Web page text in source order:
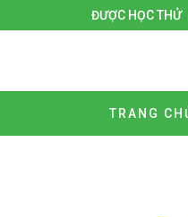
ĐƯỢC HỌC THỬ
TRANG